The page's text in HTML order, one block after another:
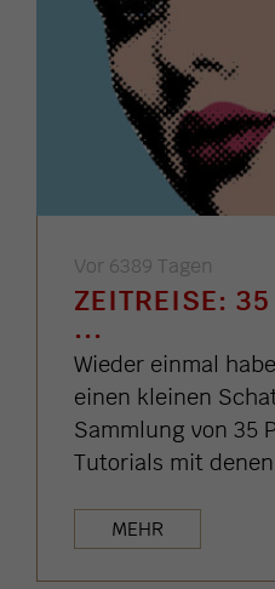
Vor 6389 Tagen
ZEITREISE:
...
Wieder einmal
einen kleinen
Sammlung von 35
Tutorials mit
MEHR